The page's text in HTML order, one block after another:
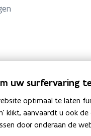
n
uw surfervaring
optimaal te laten
klikt, aanvaardt u ook
door onderaan de